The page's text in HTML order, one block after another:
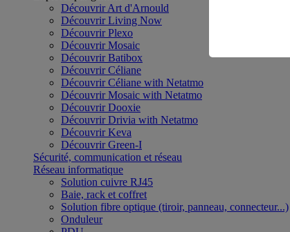
Découvrir Art d'Arnould
Découvrir Living Now
Découvrir Plexo
Découvrir Mosaic
Découvrir Batibox
Découvrir Céliane
Découvrir Céliane with Netatmo
Découvrir Mosaic with Netatmo
Découvrir Dooxie
Découvrir Drivia with Netatmo
Découvrir Keva
Découvrir Green-I
Sécurité, communication et réseau
Réseau informatique
Solution cuivre RJ45
Baie, rack et coffret
Solution fibre optique (tiroir, panneau, connecteur...)
Onduleur